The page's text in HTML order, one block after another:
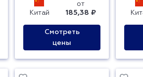
Китай
от
185,38 ₽
Смотреть
цены